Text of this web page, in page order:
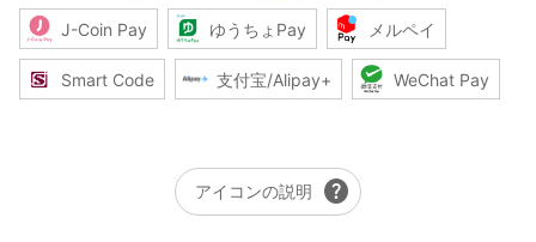
J-Coin Pay ゆうちょPay メルペイ
Smart Code 支付宝/Alipay+ WeChat Pay
アイコンの説明 help